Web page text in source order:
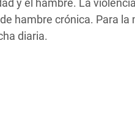
y el hambre. La
hambre crónica. Para la
diaria.